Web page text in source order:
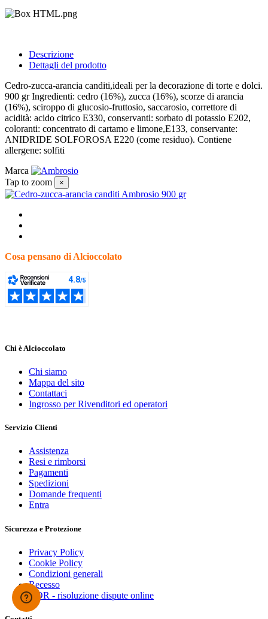
Descrizione
Dettagli del prodotto
Cedro-zucca-arancia canditi,ideali per la decorazione di torte e dolci.
900 gr Ingredienti: cedro (16%), zucca (16%), scorze di arancia
(16%), sciroppo di glucosio-fruttosio, saccarosio, correttore di
acidità: acido citrico E330, conservanti: sorbato di potassio E202,
coloranti: concentrato di cartamo e limone,E133, conservante:
ANIDRIDE SOLFOROSA E220 (come residuo). Contiene
allergene: solfiti
Marca
Tap to zoom
×
Cosa pensano di Alcioccolato
Chi è Alcioccolato
Chi siamo
Mappa del sito
Contattaci
Ingrosso per Rivenditori ed operatori
Servizio Clienti
Assistenza
Resi e rimborsi
Pagamenti
Spedizioni
Domande frequenti
Entra
Sicurezza e Protezione
Privacy Policy
Cookie Policy
Condizioni generali
Recesso
ODR - risoluzione dispute online